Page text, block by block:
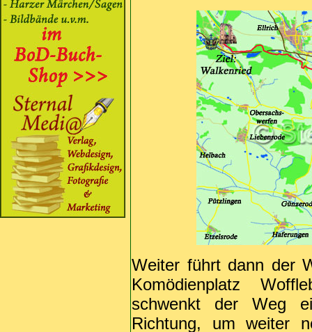
Weiter führt dann der
Komödienplatz
schwenkt der Weg
Richtung, um weiter